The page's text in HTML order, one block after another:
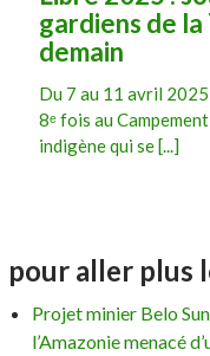
gardiens de la
demain
Du 7 au 11 avril
8ᵉ fois au
indigène qui se [...]
pour aller plus
Projet minier Belo
l’Amazonie menacé